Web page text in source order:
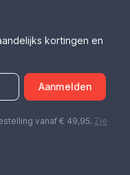
kortingen en
Aanmelden
vanaf € 49,95. Zie